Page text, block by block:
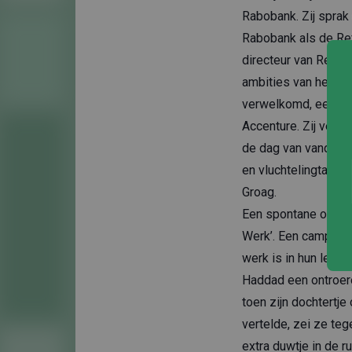
Rabobank. Zij
Rabobank als de
directeur van
ambities van het
verwelkomd, een
Accenture. Zij
de dag van
en
Groag.
Een spontane
Werk’. Een
werk is in hun
Haddad een
toen zijn dochtertje
vertelde, zei ze
extra duwtje in de